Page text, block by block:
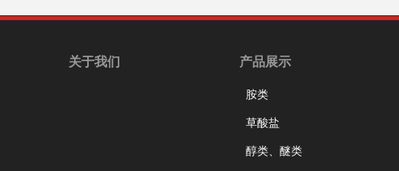
关于我们 产品展示
胺类
草酸盐
醇类、醚类